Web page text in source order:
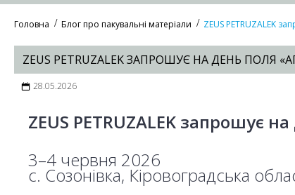
Головна Блог про пакувальні матеріали ZEUS PETRUZALEK
ZEUS PETRUZALEK ЗАПРОШУЄ НА ДЕНЬ ПОЛЯ
28.05.2026
ZEUS PETRUZALEK
3–4 червня 2026
с. Созонівка, Кіровоградська